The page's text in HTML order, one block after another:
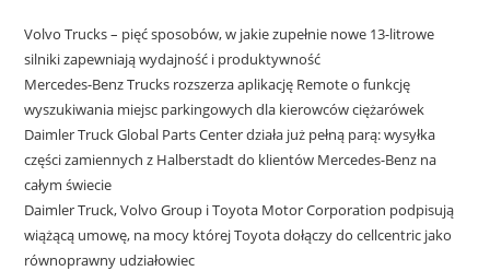
Volvo Trucks – pięć sposobów, w jakie zupełnie nowe 13-litrowe
silniki zapewniają wydajność i produktywność
Mercedes-Benz Trucks rozszerza aplikację Remote o funkcję
wyszukiwania miejsc parkingowych dla kierowców ciężarówek
Daimler Truck Global Parts Center działa już pełną parą: wysyłka
części zamiennych z Halberstadt do klientów Mercedes-Benz na
całym świecie
Daimler Truck, Volvo Group i Toyota Motor Corporation podpisują
wiążącą umowę, na mocy której Toyota dołączy do cellcentric jako
równoprawny udziałowiec